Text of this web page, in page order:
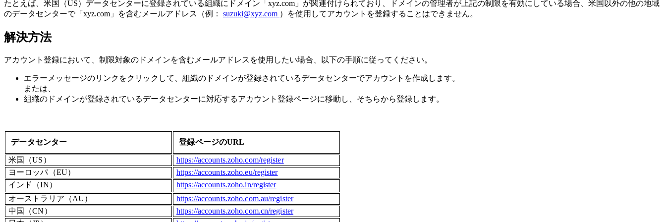
たとえば、米国（US）データセンターに登録されている組織にドメイン「xyz.com」が関連付けられており、ドメインの管理者が上記の制限を有効にしている場合、米国以外の他の地域
のデータセンターで「xyz.com」を含むメールアドレス（例： suzuki@xyz.com ）を使用してアカウントを登録することはできません。
解決方法
アカウント登録において、制限対象のドメインを含むメールアドレスを使用したい場合、以下の手順に従ってください。
エラーメッセージのリンクをクリックして、組織のドメインが登録されているデータセンターでアカウントを作成します。
または、
組織のドメインが登録されているデータセンターに対応するアカウント登録ページに移動し、そちらから登録します。
データセンター 登録ページのURL
米国（US）
https://accounts.zoho.com/register
ヨーロッパ（EU）
https://accounts.zoho.eu/register
インド（IN）
https://accounts.zoho.in/register
オーストラリア（AU）
https://accounts.zoho.com.au/register
中国（CN）
https://accounts.zoho.com.cn/register